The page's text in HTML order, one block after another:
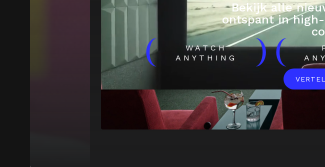
Bekijk alle
ontspant in
(
WATCH
ANYTHING
)(